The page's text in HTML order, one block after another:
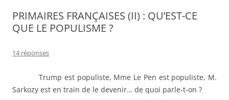
PRIMAIRES FRANÇAISES (II) : QU’EST-CE
QUE LE POPULISME ?
14 réponses
Trump est populiste, Mme Le Pen est populiste, M.
Sarkozy est en train de le devenir… de quoi parle-t-on ?